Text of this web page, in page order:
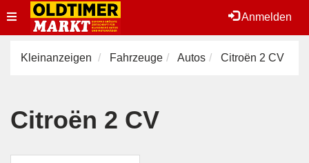
Anmelden
Toggle
navigation
Kleinanzeigen Fahrzeuge Autos Citroën 2 CV
Citroën 2 CV